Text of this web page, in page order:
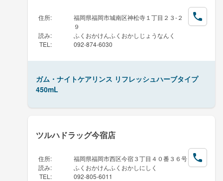
住所:
福岡県福岡市城南区神松寺１丁目２３-２
９
読み:
ふくおかけんふくおかしじょうなんく
TEL : 092-874-6030
ガム・ナイトケアリンス リフレッシュハーブタイプ
450mL
ツルハドラッグ今宿店
住所:
福岡県福岡市西区今宿３丁目４０番３６号
読み:
ふくおかけんふくおかしにしく
TEL : 092-805-6011